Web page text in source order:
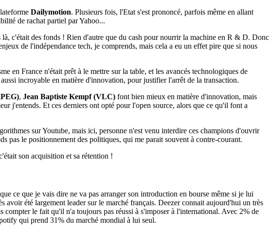
Dailymotion. Plusieurs fois, l'Etat s'est prononcé, parfois même en allant
de rachat partiel par Yahoo...
c'était des fonds ! Rien d'autre que du cash pour nourrir la machine en R & D. Donc
de l'indépendance tech, je comprends, mais cela a eu un effet pire que si nous
en France n'était prêt à le mettre sur la table, et les avancés technologiques de
incroyable en matière d'innovation, pour justifier l'arrêt de la transaction.
, Jean Baptiste Kempf (VLC) font bien mieux en matière d'innovation, mais
j'entends. Et ces derniers ont opté pour l'open source, alors que ce qu'il font a
sur Youtube, mais ici, personne n'est venu interdire ces champions d'ouvrir
pas le positionnement des politiques, qui me parait souvent à contre-courant.
son acquisition et sa rétention !
ce que je vais dire ne va pas arranger son introduction en bourse même si je lui
avoir été largement leader sur le marché français. Deezer connait aujourd'hui un très
compter le fait qu'il n'a toujours pas réussi à s'imposer à l'international. Avec 2% de
qui prend 31% du marché mondial à lui seul.